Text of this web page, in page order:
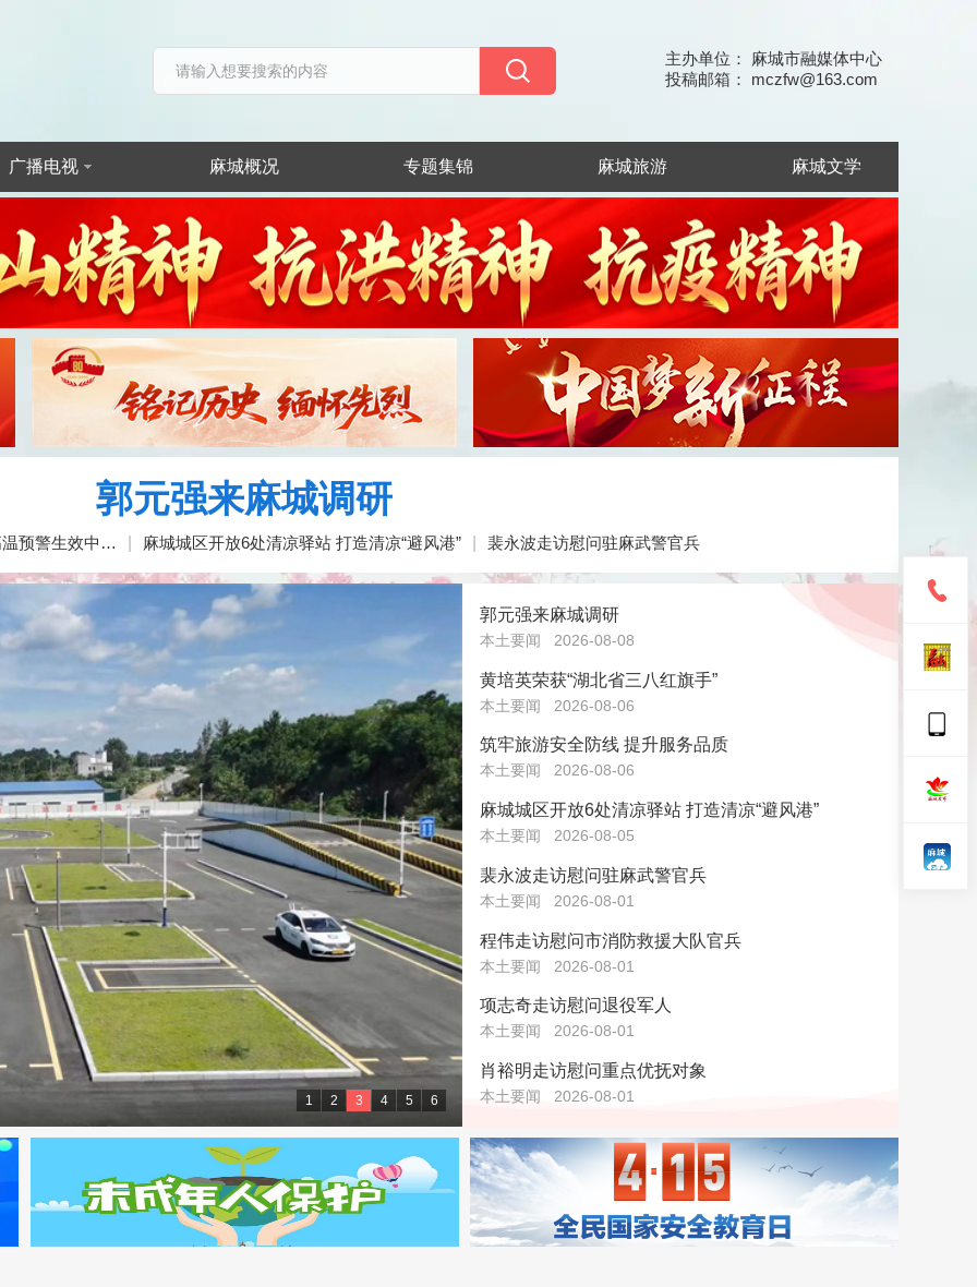
主办单位： 麻城市融媒体中心
投稿邮箱： mczfw@163.com
广播电视 麻城概况 专题集锦 麻城旅游 麻城文学
郭元强来麻城调研
预警生效中… 麻城城区开放6处清凉驿站 打造清凉“避风港” 裴永波走访慰问驻麻武警官兵
舞台
1 2 3 4 5 6
郭元强来麻城调研
本土要闻 2026-08-08
黄培英荣获“湖北省三八红旗手”
本土要闻 2026-08-06
筑牢旅游安全防线 提升服务品质
本土要闻 2026-08-06
麻城城区开放6处清凉驿站 打造清凉“避风港”
本土要闻 2026-08-05
裴永波走访慰问驻麻武警官兵
本土要闻 2026-08-01
程伟走访慰问市消防救援大队官兵
本土要闻 2026-08-01
项志奇走访慰问退役军人
本土要闻 2026-08-01
肖裕明走访慰问重点优抚对象
本土要闻 2026-08-01